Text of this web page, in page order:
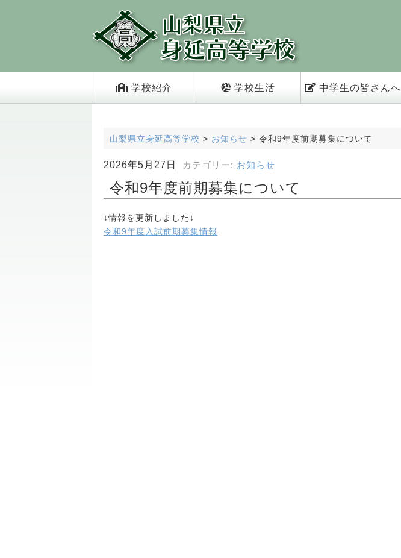
学校紹介 学校生活 中学生の皆さんへ
山梨県立身延高等学校 > お知らせ > 令和9年度前期募集について
2026年5月27日 カテゴリー: お知らせ
令和9年度前期募集について
↓情報を更新しました↓
令和9年度入試前期募集情報